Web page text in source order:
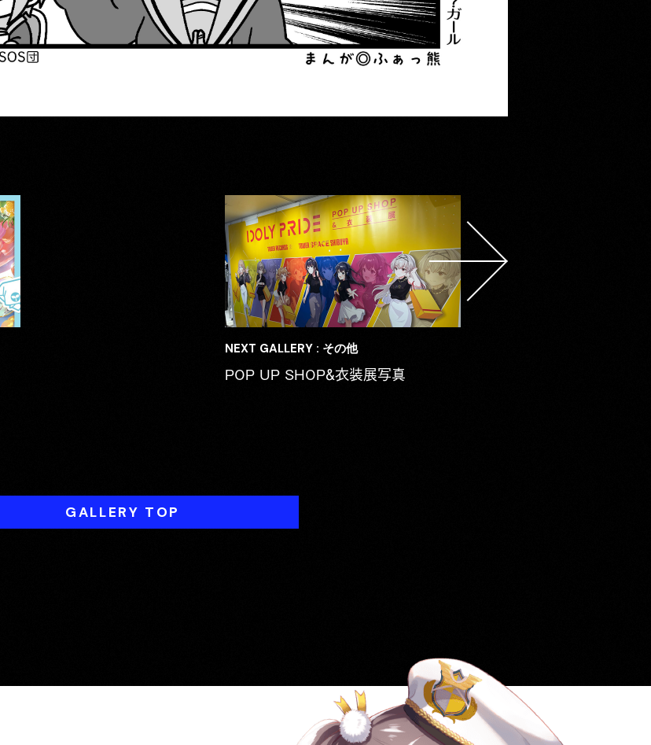
NEXT GALLERY : その他
POP UP SHOP＆衣装展写真
GALLERY TOP